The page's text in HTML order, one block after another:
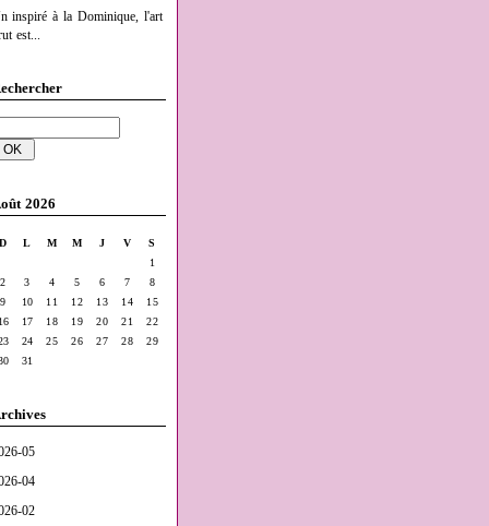
inspiré à la Dominique, l'art
est...
2026
D L M M J V
S
1
2
3 4 5 6 7
8
9
10 11 12 13 14
15
16
17 18 19 20 21
22
24 25 26 27 28
29
31
05
04
02